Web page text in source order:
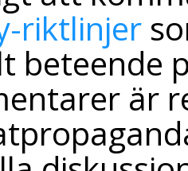
riktlinjer
beteende
är